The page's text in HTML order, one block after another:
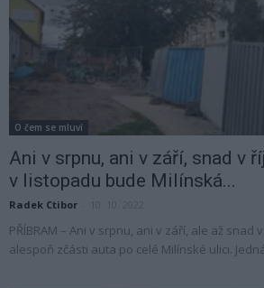
O čem se mluví
Ani v srpnu, ani v září, snad v
v listopadu bude Milínská...
Radek Ctibor
PŘÍBRAM – Ani v srpnu, ani v září, ale až
alespoň zčásti auta po celé Milínské ulici. Jedná